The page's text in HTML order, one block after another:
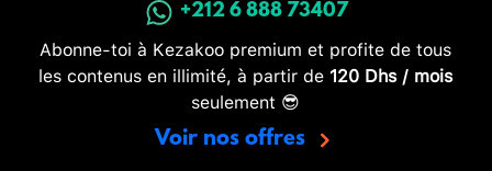
+212 6 888 73407
Abonne-toi à Kezakoo premium et profite de tous
les contenus en illimité, à partir de 120 Dhs / mois
seulement 😎
Voir nos offres